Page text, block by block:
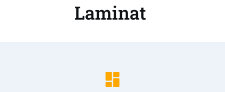
Laminat